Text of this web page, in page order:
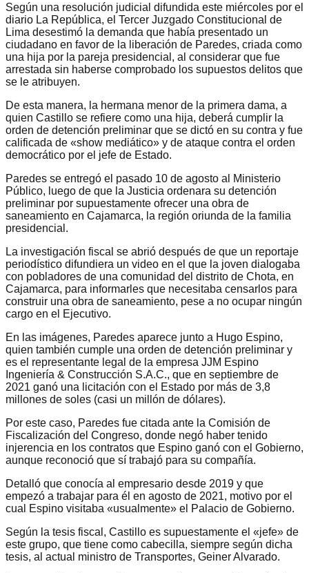
Según una resolución judicial difundida este miércoles por el
diario La República, el Tercer Juzgado Constitucional de
Lima desestimó la demanda que había presentado un
ciudadano en favor de la liberación de Paredes, criada como
una hija por la pareja presidencial, al considerar que fue
arrestada sin haberse comprobado los supuestos delitos que
se le atribuyen.
De esta manera, la hermana menor de la primera dama, a
quien Castillo se refiere como una hija, deberá cumplir la
orden de detención preliminar que se dictó en su contra y fue
calificada de «show mediático» y de ataque contra el orden
democrático por el jefe de Estado.
Paredes se entregó el pasado 10 de agosto al Ministerio
Público, luego de que la Justicia ordenara su detención
preliminar por supuestamente ofrecer una obra de
saneamiento en Cajamarca, la región oriunda de la familia
presidencial.
La investigación fiscal se abrió después de que un reportaje
periodístico difundiera un video en el que la joven dialogaba
con pobladores de una comunidad del distrito de Chota, en
Cajamarca, para informarles que necesitaba censarlos para
construir una obra de saneamiento, pese a no ocupar ningún
cargo en el Ejecutivo.
En las imágenes, Paredes aparece junto a Hugo Espino,
quien también cumple una orden de detención preliminar y
es el representante legal de la empresa JJM Espino
Ingeniería & Construcción S.A.C., que en septiembre de
2021 ganó una licitación con el Estado por más de 3,8
millones de soles (casi un millón de dólares).
Por este caso, Paredes fue citada ante la Comisión de
Fiscalización del Congreso, donde negó haber tenido
injerencia en los contratos que Espino ganó con el Gobierno,
aunque reconoció que sí trabajó para su compañía.
Detalló que conocía al empresario desde 2019 y que
empezó a trabajar para él en agosto de 2021, motivo por el
cual Espino visitaba «usualmente» el Palacio de Gobierno.
Según la tesis fiscal, Castillo es supuestamente el «jefe» de
este grupo, que tiene como cabecilla, siempre según dicha
tesis, al actual ministro de Transportes, Geiner Alvarado.